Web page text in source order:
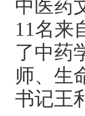
中医药
11名来
了中药
师、生
书记王